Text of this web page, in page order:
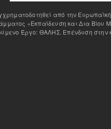
από την
«Εκπαίδευση και Δια Βίου
Έργο: ΘΑΛΗΣ. Επένδυση στην